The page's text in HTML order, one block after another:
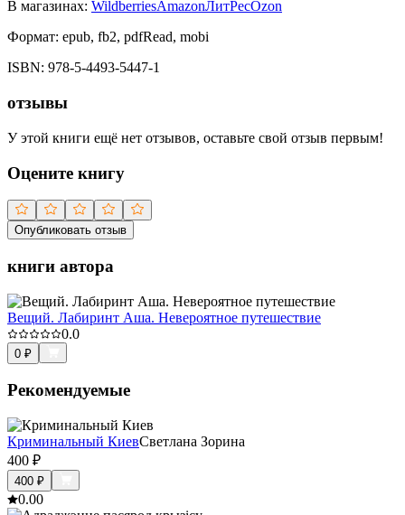
В магазинах: WildberriesAmazonЛитРесOzon
Формат: epub, fb2, pdfRead, mobi
ISBN: 978-5-4493-5447-1
отзывы
У этой книги ещё нет отзывов, оставьте свой отзыв первым!
Оцените книгу
Опубликовать отзыв
книги автора
Вещий. Лабиринт Аша. Невероятное путешествие
0.0
0 ₽
Рекомендуемые
Криминальный КиевСветлана Зорина
400 ₽
400 ₽
0.00